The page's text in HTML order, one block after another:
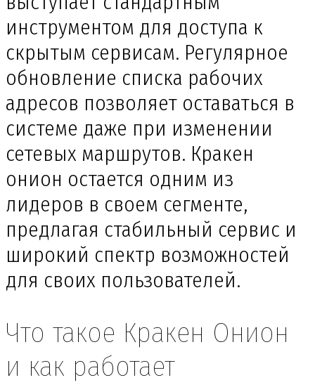
инструментом для доступа к
скрытым сервисам. Регулярное
обновление списка рабочих
адресов позволяет оставаться в
системе даже при изменении
сетевых маршрутов. Кракен
онион остается одним из
лидеров в своем сегменте,
предлагая стабильный сервис и
широкий спектр возможностей
для своих пользователей.
Что такое Кракен Онион
и как работает